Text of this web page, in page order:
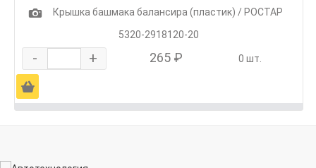
1
Крышка башмака балансира (пластик) / РОСТАР
5320-2918120-20
- + 265 ₽ 0 шт.
Ä